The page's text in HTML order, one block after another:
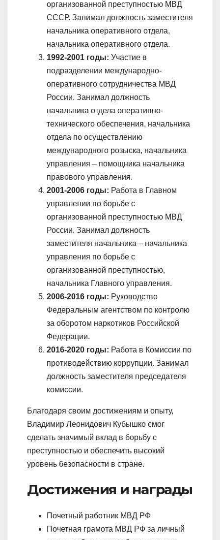
организованной преступностью МВД
СССР. Занимал должность заместителя
начальника оперативного отдела,
начальника оперативного отдела.
1992-2001 годы: Участие в
подразделении международно-
оперативного сотрудничества МВД
России. Занимал должность
начальника отдела оперативно-
технического обеспечения, начальника
отдела по осуществлению
международного розыска, начальника
управления – помощника начальника
правового управления.
2001-2006 годы: Работа в Главном
управлении по борьбе с
организованной преступностью МВД
России. Занимал должность
заместителя начальника – начальника
управления по борьбе с
организованной преступностью,
начальника Главного управления.
2006-2016 годы: Руководство
Федеральным агентством по контролю
за оборотом наркотиков Российской
Федерации.
2016-2020 годы: Работа в Комиссии по
противодействию коррупции. Занимал
должность заместителя председателя
комиссии.
Благодаря своим достижениям и опыту,
Владимир Леонидович Кубышко смог
сделать значимый вклад в борьбу с
преступностью и обеспечить высокий
уровень безопасности в стране.
Достижения и награды
Почетный работник МВД РФ
Почетная грамота МВД РФ за личный